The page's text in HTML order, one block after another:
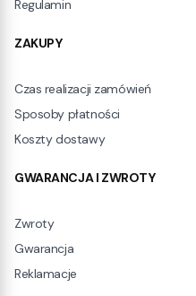
Regulamin
ZAKUPY
Czas realizacji zamówień
Sposoby płatności
Koszty dostawy
GWARANCJA I ZWROTY
Zwroty
Gwarancja
Reklamacje